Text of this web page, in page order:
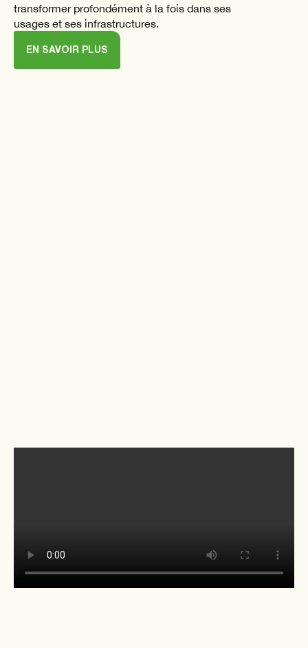
transformer profondément à la fois dans ses
usages et ses infrastructures.
EN SAVOIR PLUS